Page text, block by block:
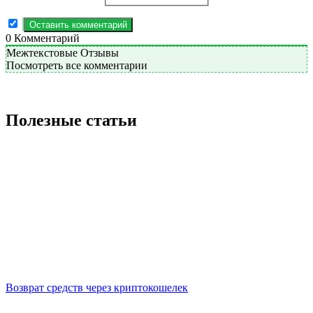
0 Комментарий
Межтекстовые Отзывы
Посмотреть все комментарии
Полезные статьи
Возврат средств через криптокошелек